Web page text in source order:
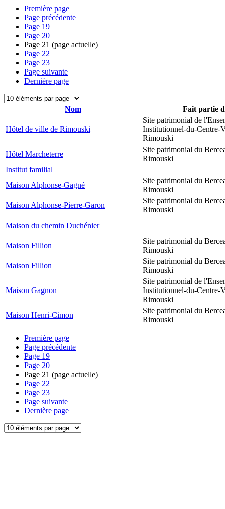
Première page
Page précédente
Page 19
Page 20
Page 21 (page actuelle)
Page 22
Page 23
Page suivante
Dernière page
Nom Fait partie
Hôtel de ville de Rimouski
Site patrimonial de
Institutionnel-du-Centre-
Rimouski
Hôtel Marcheterre
Site patrimonial du
Rimouski
Institut familial
Maison Alphonse-Gagné
Site patrimonial du
Rimouski
Maison Alphonse-Pierre-Garon
Site patrimonial du
Rimouski
Maison du chemin Duchénier
Maison Fillion
Site patrimonial du
Rimouski
Maison Fillion
Site patrimonial du
Rimouski
Maison Gagnon
Site patrimonial de
Institutionnel-du-Centre-
Rimouski
Maison Henri-Cimon
Site patrimonial du
Rimouski
Première page
Page précédente
Page 19
Page 20
Page 21 (page actuelle)
Page 22
Page 23
Page suivante
Dernière page